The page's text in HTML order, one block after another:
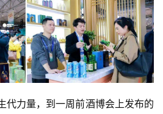
代力量，到一周前酒博会上发布的